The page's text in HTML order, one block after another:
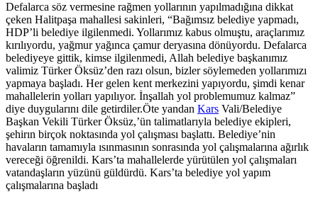
Defalarca söz vermesine rağmen yollarının yapılmadığına dikkat
çeken Halitpaşa mahallesi sakinleri, “Bağımsız belediye yapmadı,
HDP’li belediye ilgilenmedi. Yollarımız kabus olmuştu, araçlarımız
kırılıyordu, yağmur yağınca çamur deryasına dönüyordu. Defalarca
belediyeye gittik, kimse ilgilenmedi, Allah belediye başkanımız
valimiz Türker Öksüz’den razı olsun, bizler söylemeden yollarımızı
yapmaya başladı. Her gelen kent merkezini yapıyordu, şimdi kenar
mahallelerin yolları yapılıyor. İnşallah yol problemumuz kalmaz”
diye duygularını dile getirdiler.Öte yandan Kars Vali/Belediye
Başkan Vekili Türker Öksüz,’ün talimatlarıyla belediye ekipleri,
şehirın birçok noktasında yol çalışması başlattı. Belediye’nin
havaların tamamıyla ısınmasının sonrasında yol çalışmalarına ağırlık
vereceği öğrenildi. Kars’ta mahallelerde yürütülen yol çalışmaları
vatandaşların yüzünü güldürdü. Kars’ta belediye yol yapım
çalışmalarına başladı